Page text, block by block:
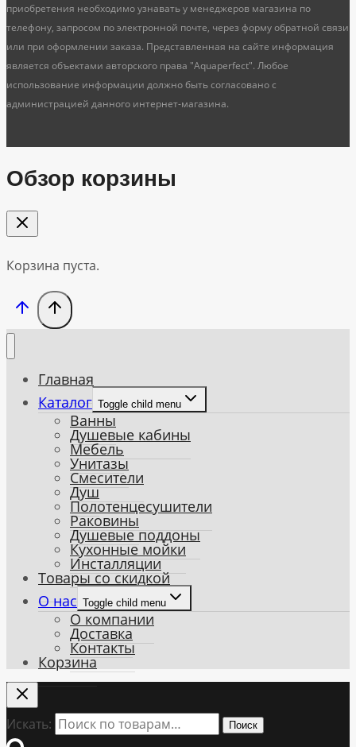
приобретения необходимо узнавать у менеджеров магазина по
телефону, запросом по электронной почте, через форму обратной связи
или при оформлении заказа. Представленная на сайте информация
является объектами авторского права "Aquaperfect". Любое
использование информации должно быть согласовано с
администрацией данного интернет-магазина.
Обзор корзины
Корзина пуста.
Главная
Каталог Toggle child menu
Ванны
Душевые кабины
Мебель
Унитазы
Смесители
Душ
Полотенцесушители
Раковины
Душевые поддоны
Кухонные мойки
Инсталляции
Товары со скидкой
О нас Toggle child menu
О компании
Доставка
Контакты
Корзина
Искать: Поиск